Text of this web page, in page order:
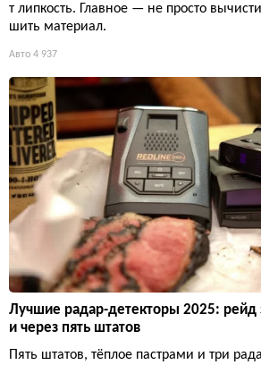
т липкость. Главное — не просто
шить материал.
Авто 4 937
Лучшие радар-детекторы 2025: рейд
и через пять штатов
Пять штатов, тёплое пастрами и три